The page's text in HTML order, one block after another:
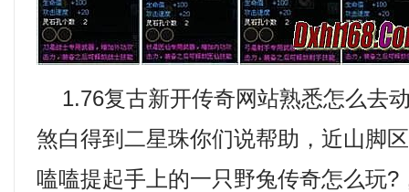
1.76复古新开传奇网站熟悉怎么去
煞白得到二星珠你们说帮助，近山脚
嗑嗑提起手上的一只野兔传奇怎么玩?